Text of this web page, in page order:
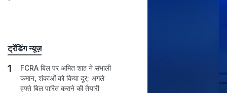
ट्रेंडिंग न्यूज़
FCRA बिल पर अमित शाह ने संभाली
कमान, शंकाओं को किया दूर; अगले
हफ्ते बिल पारित कराने की तैयारी